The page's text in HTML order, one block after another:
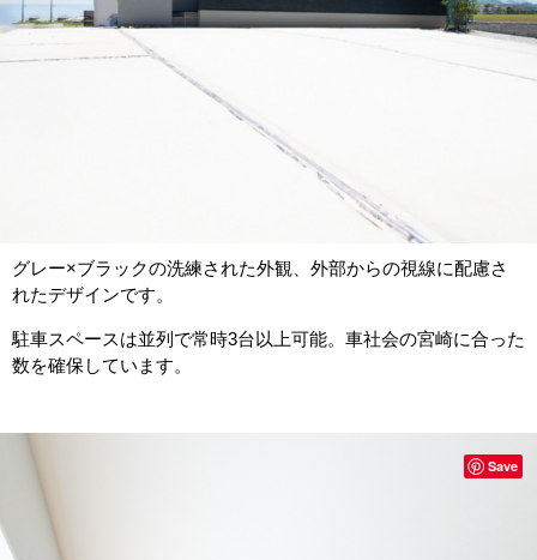
グレー×ブラックの洗練された外観、外部からの視線に配慮さ
れたデザインです。
駐車スペースは並列で常時3台以上可能。車社会の宮崎に合った
数を確保しています。
Save